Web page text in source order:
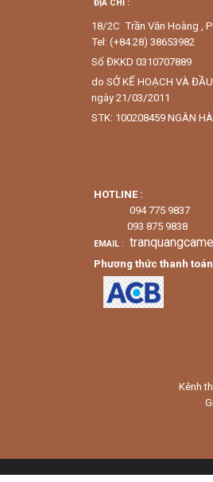
ĐỊA CHỈ :
18/2C Trần Văn Hoàng ,
Tel: (+84.28) 38653982
Số ĐKKD 0310707889
do SỞ KẾ HOẠCH VÀ
ngày 21/03/2011
STK: 100208459 NGÂN
HOTLINE :
094 775 9837
093 875 9838
EMAIL :
Phương thức thanh
Kênh